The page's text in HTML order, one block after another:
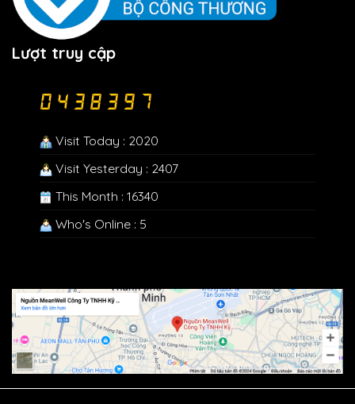
Lượt truy cập
Visit Today : 2020
Visit Yesterday : 2407
This Month : 16340
Who's Online : 5